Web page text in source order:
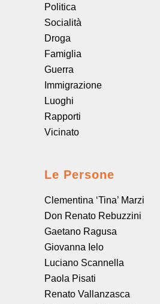
Politica
Socialità
Droga
Famiglia
Guerra
Immigrazione
Luoghi
Rapporti
Vicinato
Le Persone
Clementina ‘Tina’ Marzi
Don Renato Rebuzzini
Gaetano Ragusa
Giovanna Ielo
Luciano Scannella
Paola Pisati
Renato Vallanzasca